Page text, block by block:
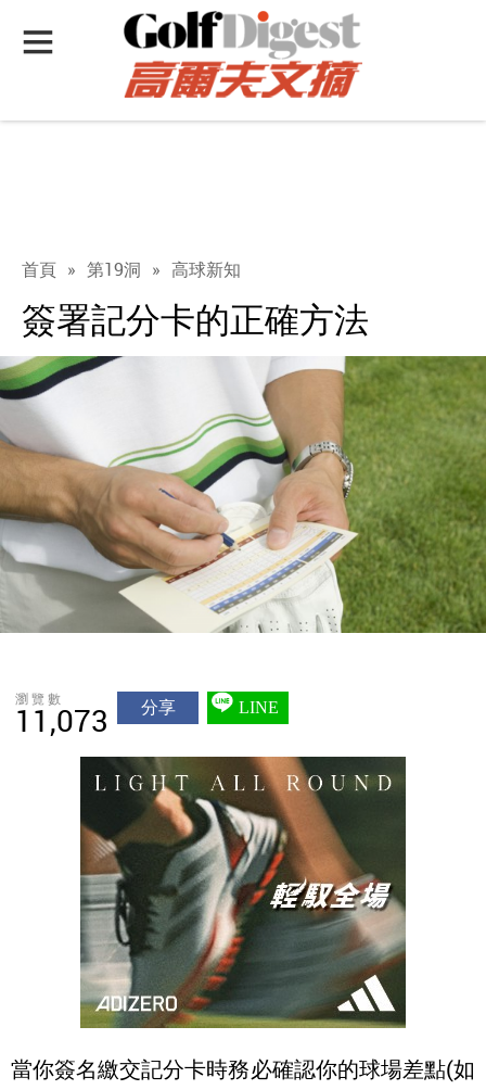
首頁 » 第19洞 » 高球新知
簽署記分卡的正確方法
瀏覽數
11,073 分享 LINE
當你簽名繳交記分卡時務必確認你的球場差點(如